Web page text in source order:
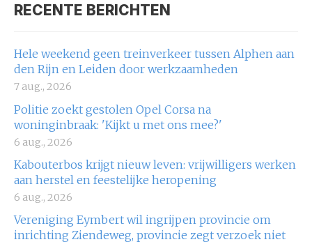
RECENTE BERICHTEN
Hele weekend geen treinverkeer tussen Alphen aan
den Rijn en Leiden door werkzaamheden
7 aug., 2026
Politie zoekt gestolen Opel Corsa na
woninginbraak: 'Kijkt u met ons mee?'
6 aug., 2026
Kabouterbos krijgt nieuw leven: vrijwilligers werken
aan herstel en feestelijke heropening
6 aug., 2026
Vereniging Eymbert wil ingrijpen provincie om
inrichting Ziendeweg, provincie zegt verzoek niet